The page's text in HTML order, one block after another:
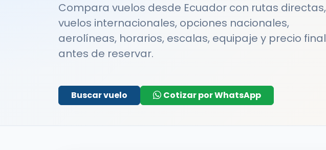
Compara vuelos desde Ecuador con rutas directas,
vuelos internacionales, opciones nacionales,
aerolíneas, horarios, escalas, equipaje y precio final
antes de reservar.
Buscar vuelo Cotizar por WhatsApp